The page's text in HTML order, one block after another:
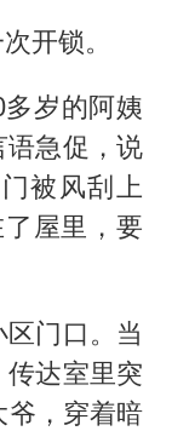
开锁。
岁的阿姨
急促，说
被风刮上
屋里，要
门口。当
达室里突
爷，穿着暗